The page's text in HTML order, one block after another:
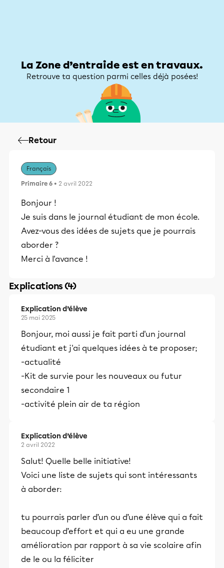
La Zone d’entraide est en travaux.
Retrouve ta question parmi celles déjà posées!
Retour
Français
Primaire 6 • 2 avril 2022
Bonjour !
Je suis dans le journal étudiant de mon école.
Avez-vous des idées de sujets que je pourrais
aborder ?
Merci à l'avance !
Explications (4)
Explication d’élève
25 mai 2025
Bonjour, moi aussi je fait parti d'un journal
étudiant et j'ai quelques idées à te proposer;
-actualité
-Kit de survie pour les nouveaux ou futur
secondaire 1
-activité plein air de ta région
Explication d’élève
2 avril 2022
Salut! Quelle belle initiative!
Voici une liste de sujets qui sont intéressants
à aborder:
tu pourrais parler d’un ou d’une élève qui a fait
beaucoup d’effort et qui a eu une grande
amélioration par rapport à sa vie scolaire afin
de le ou la féliciter